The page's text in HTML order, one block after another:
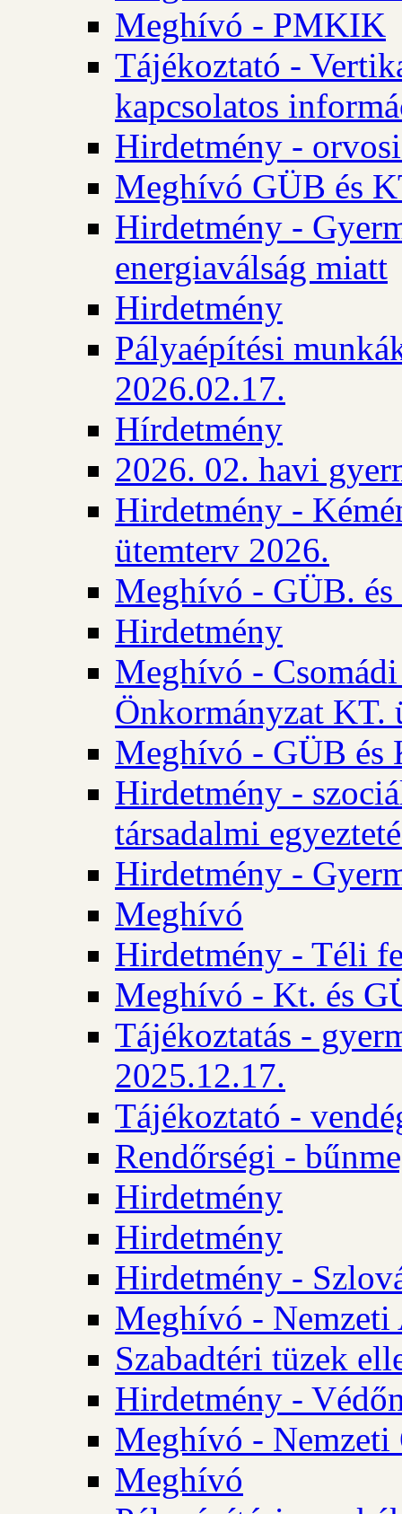
Meghívó - PMKIK
Tájékoztató -
kapcsolatos
Hirdetmény -
Meghívó GÜB és
Hirdetmény -
energiaválság miatt
Hirdetmény
Pályaépítési
2026.02.17.
Hírdetmény
2026. 02. havi
Hirdetmény -
ütemterv 2026.
Meghívó - GÜB.
Hirdetmény
Meghívó -
Önkormányzat KT.
Meghívó - GÜB és
Hirdetmény -
társadalmi
Hirdetmény -
Meghívó
Hirdetmény - Téli
Meghívó - Kt. és
Tájékoztatás -
2025.12.17.
Tájékoztató -
Rendőrségi -
Hirdetmény
Hirdetmény
Hirdetmény -
Meghívó - Nemzeti
Szabadtéri tüzek
Hirdetmény -
Meghívó - Nemzeti
Meghívó